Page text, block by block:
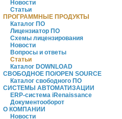
Новости
Статьи
ПРОГРАММНЫЕ ПРОДУКТЫ
Каталог ПО
Лицензиатор ПО
Схемы лицензирования
Новости
Вопросы и ответы
Статьи
Каталог DOWNLOAD
СВОБОДНОЕ ПО/OPEN SOURCE
Каталог свободного ПО
СИСТЕМЫ АВТОМАТИЗАЦИИ
ERP-система iRenaissance
Документооборот
О КОМПАНИИ
Новости